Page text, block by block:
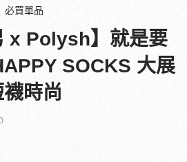
必買單品
x Polysh】就是要
SOCKS 大展
時尚